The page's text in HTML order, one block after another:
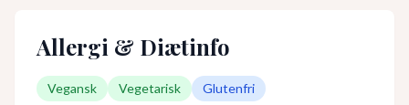
Allergi & Diætinfo
Vegansk Vegetarisk Glutenfri